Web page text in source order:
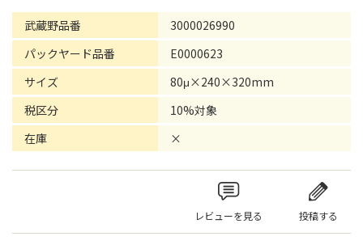
武蔵野品番
3000026990
パックヤード品番
E0000623
サイズ
80μ×240×320mm
税区分
10%対象
在庫
×
レビューを見る 投稿する